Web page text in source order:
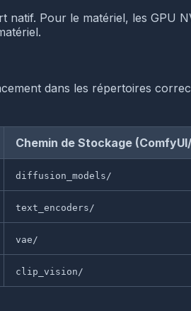
Pour le matériel, les GPU
dans les répertoires
Chemin de Stockage
diffusion_models/
text_encoders/
vae/
clip_vision/